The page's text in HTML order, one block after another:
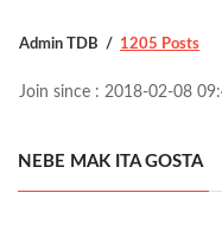
Admin TDB 1205 Posts
Join since : 2018-02-08
NEBE MAK ITA GOSTA